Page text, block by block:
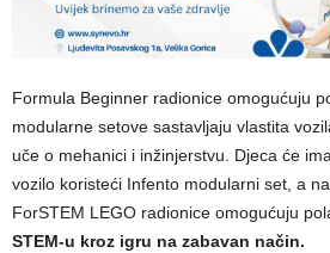
Formula Beginner radionice omogućuju
modularne setove sastavljaju vlastita
uče o mehanici i inžinjerstvu. Djeca će
vozilo koristeći Infento modularni set, a
ForSTEM LEGO radionice omogućuju
STEM-u kroz igru na zabavan način.